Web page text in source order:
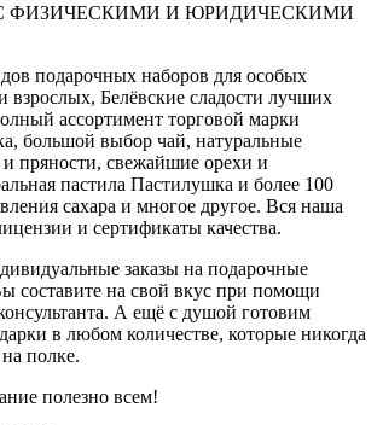
ФИЗИЧЕСКИМИ И ЮРИДИЧЕСКИМИ
подарочных наборов для особых
взрослых, Белёвские сладости лучших
ассортимент торговой марки
большой выбор чай, натуральные
пряности, свежайшие орехи и
пастила Пастилушка и более 100
сахара и многое другое. Вся наша
и сертификаты качества.
заказы на подарочные
составите на свой вкус при помощи
А ещё с душой готовим
в любом количестве, которые никогда
полке.
полезно всем!